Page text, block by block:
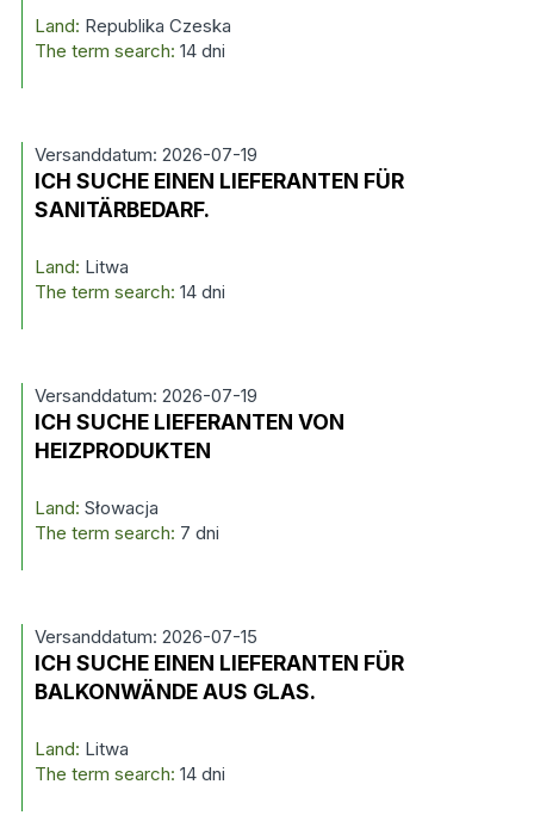
Land: Republika Czeska
The term search: 14 dni
Versanddatum: 2026-07-19
ICH SUCHE EINEN LIEFERANTEN FÜR
SANITÄRBEDARF.
Land: Litwa
The term search: 14 dni
Versanddatum: 2026-07-19
ICH SUCHE LIEFERANTEN VON
HEIZPRODUKTEN
Land: Słowacja
The term search: 7 dni
Versanddatum: 2026-07-15
ICH SUCHE EINEN LIEFERANTEN FÜR
BALKONWÄNDE AUS GLAS.
Land: Litwa
The term search: 14 dni